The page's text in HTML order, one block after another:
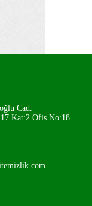
Cad.
Kat:2 Ofis No:18